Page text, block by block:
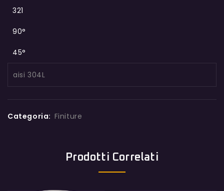
321
90°
45°
aisi 304L
Categoria: Finiture
Prodotti Correlati